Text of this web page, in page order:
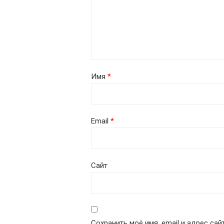
Имя *
Email *
Сайт